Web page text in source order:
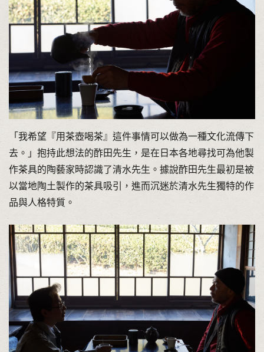
「我希望『用茶壺喝茶』這件事情可以做為一種文化流傳下
去。」抱持此想法的酢田先生，是在日本各地尋找可為他製
作茶具的陶藝家時認識了清水先生。據說酢田先生最初是被
以當地陶土製作的茶具吸引，進而沉迷於清水先生獨特的作
品與人格特質。